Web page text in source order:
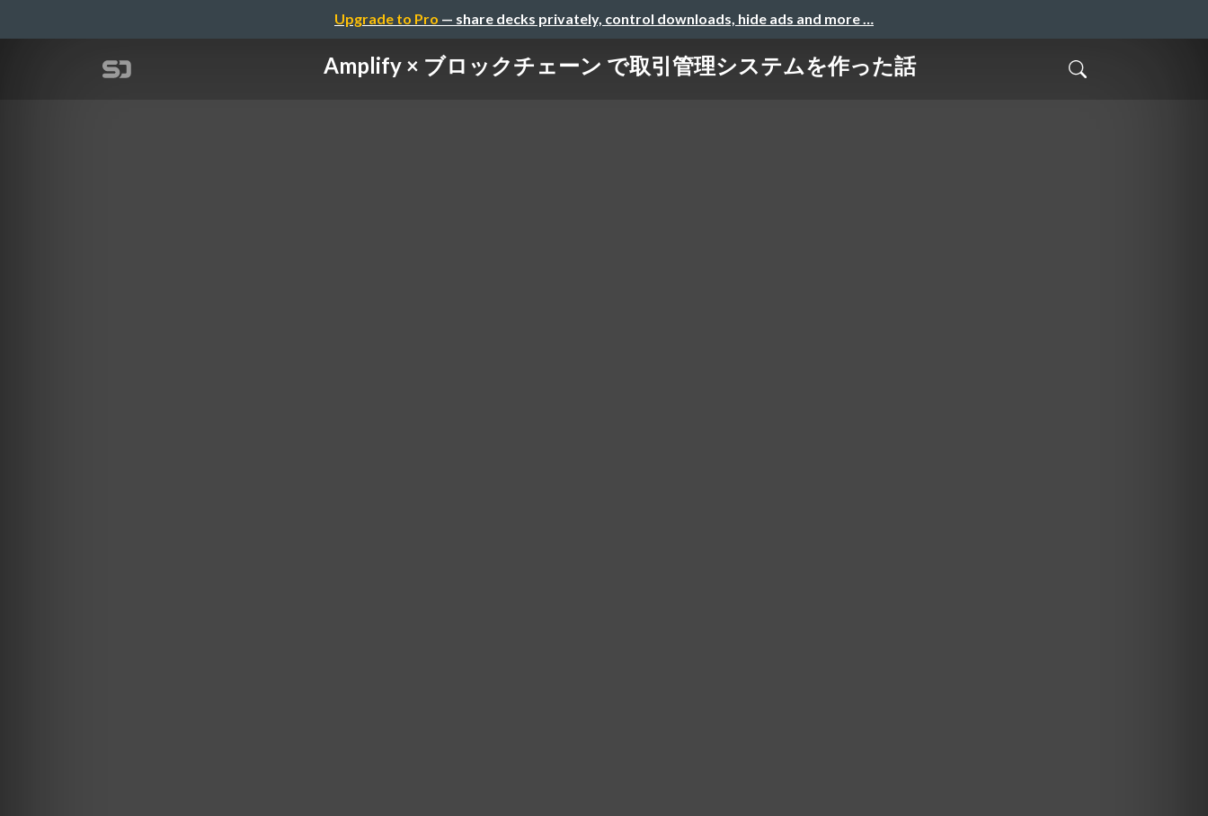
Upgrade to Pro — share decks privately, control downloads, hide ads and more …
Amplify × ブロックチェーン で取引管理システムを作った話